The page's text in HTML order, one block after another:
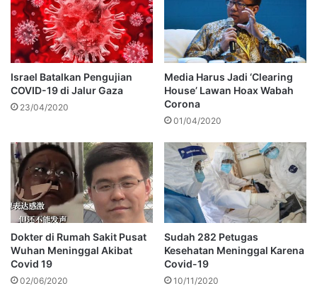
Israel Batalkan Pengujian
COVID-19 di Jalur Gaza
23/04/2020
Media Harus Jadi ‘Clearing
House’ Lawan Hoax Wabah
Corona
01/04/2020
Dokter di Rumah Sakit Pusat
Wuhan Meninggal Akibat
Covid 19
02/06/2020
Sudah 282 Petugas
Kesehatan Meninggal Karena
Covid-19
10/11/2020